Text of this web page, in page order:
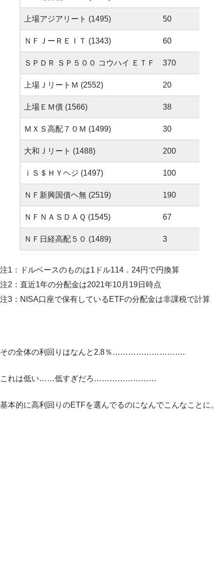
上場アジアリート (1495) 50
ＮＦＪーＲＥＩＴ (1343) 60
ＳＰＤＲ ＳＰ５００ コウハイ ＥＴＦ 370
上場ＪリートＭ (2552) 20
上場ＥＭ債 (1566) 38
ＭＸＳ高配７０Ｍ (1499) 30
大和Ｊリート (1488) 200
ｉＳ＄ＨＹヘジ (1497) 100
ＮＦ新興国債ヘ無 (2519) 190
ＮＦＮＡＳＤＡＱ (1545) 67
ＮＦ日経高配５０ (1489) 3
注1：ドルベースのものは1ドル114．24円で円換算
注2：直近1年の分配金は2021年10月19日時点
注3：NISA口座で保有しているETFの分配金は非課税で計算
その全体の利回りはなんと2.8％……………………….
これは低い……低すぎだろ……………………
基本的に高利回りのETFを選んでるのになんでこんなことに。